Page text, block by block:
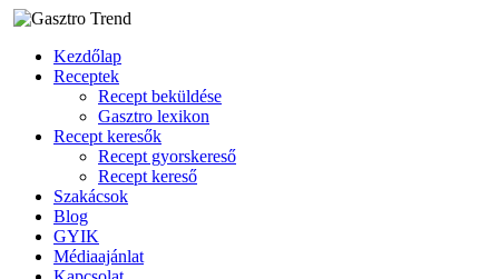
Kezdőlap
Receptek
Recept beküldése
Gasztro lexikon
Recept keresők
Recept gyorskereső
Recept kereső
Szakácsok
Blog
GYIK
Médiaajánlat